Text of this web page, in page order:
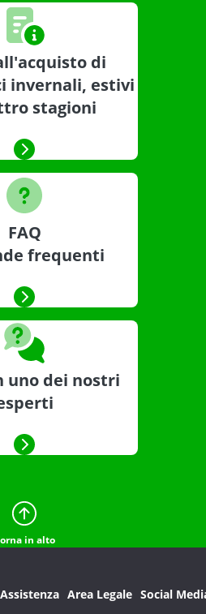
di
invernali, estivi
stagioni
FAQ
frequenti
uno dei nostri
in alto
Area Legale Social